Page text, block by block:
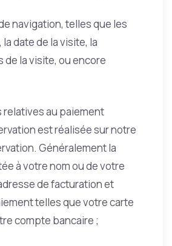
navigation, telles que les
date de la visite, la
de la visite, ou encore
au paiement
est réalisée sur notre
Généralement la
à votre nom ou de votre
de facturation et
telles que votre carte
compte bancaire ;